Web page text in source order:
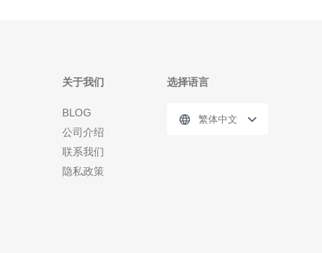
关于我们
BLOG
公司介绍
联系我们
隐私政策
选择语言
繁体中文